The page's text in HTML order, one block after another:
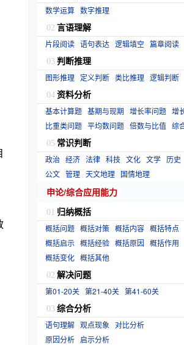
数学运算 数字推理
02 言语理解
片段阅读 语句表达 逻辑填空 篇章阅读
03 判断推理
图形推理 定义判断 类比推理 逻辑判断
04 资料分析
基本计算题 基期与现期 增长率问题 增
比重类问题 平均数问题 倍数与比值 综
05 常识判断
政治 经济 法律 科技 文化 文学 历史
公文 管理 天文地理 国情地理
申论/综合应用能力
01 归纳概括
概括问题 概括对策 概括内容 概括特点
概括启示 概括经验 概括原因 概括作用
概括变化 概括其他
02 解决问题
第01-20关 第21-40关 第41-60关
03 综合分析
语句理解 观点现象 对比分析
原因分析 启示分析